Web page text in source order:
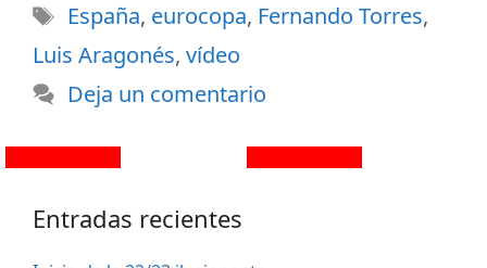
España, eurocopa, Fernando Torres,
Luis Aragonés, vídeo
Deja un comentario
Entradas recientes